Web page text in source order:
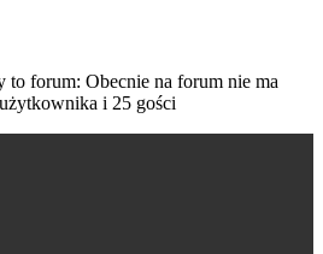
forum: Obecnie na forum nie ma
i 25 gości